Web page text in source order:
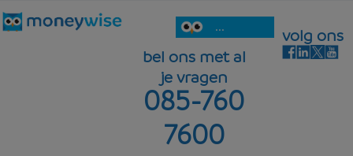
...
bel ons met al
je vragen
085-760
7600
volg ons